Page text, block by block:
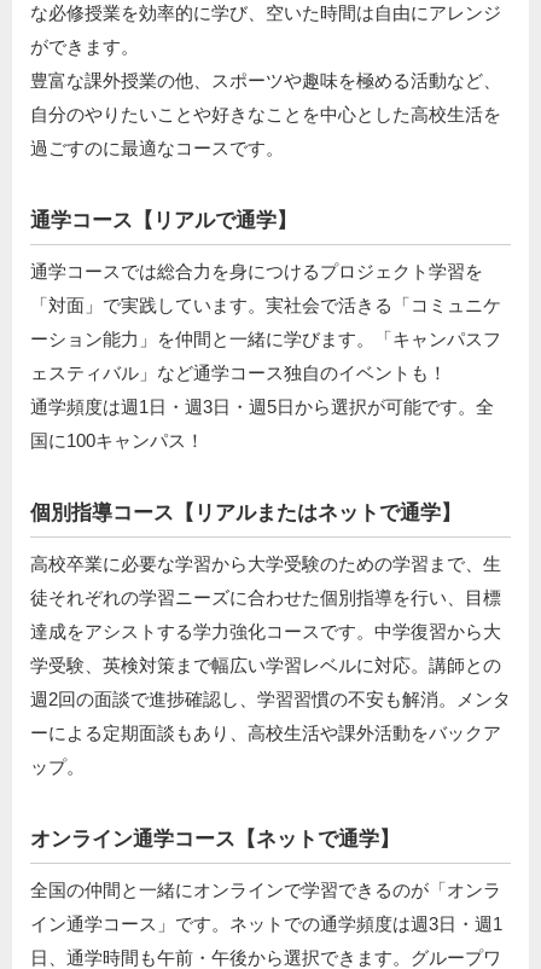
な必修授業を効率的に学び、空いた時間は自由にアレンジ
ができます。
豊富な課外授業の他、スポーツや趣味を極める活動など、
自分のやりたいことや好きなことを中心とした高校生活を
過ごすのに最適なコースです。
通学コース【リアルで通学】
通学コースでは総合力を身につけるプロジェクト学習を
「対面」で実践しています。実社会で活きる「コミュニケ
ーション能力」を仲間と一緒に学びます。「キャンパスフ
ェスティバル」など通学コース独自のイベントも！
通学頻度は週1日・週3日・週5日から選択が可能です。全
国に100キャンパス！
個別指導コース【リアルまたはネットで通学】
高校卒業に必要な学習から大学受験のための学習まで、生
徒それぞれの学習ニーズに合わせた個別指導を行い、目標
達成をアシストする学力強化コースです。中学復習から大
学受験、英検対策まで幅広い学習レベルに対応。講師との
週2回の面談で進捗確認し、学習習慣の不安も解消。メンタ
ーによる定期面談もあり、高校生活や課外活動をバックア
ップ。
オンライン通学コース【ネットで通学】
全国の仲間と一緒にオンラインで学習できるのが「オンラ
イン通学コース」です。ネットでの通学頻度は週3日・週1
日、通学時間も午前・午後から選択できます。グループワ